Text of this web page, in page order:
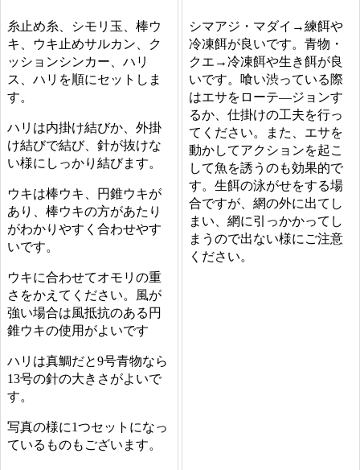
糸止め糸、シモリ玉、棒ウ
キ、ウキ止めサルカン、ク
ッションシンカー、ハリ
ス、ハリを順にセットしま
す。
ハリは内掛け結びか、外掛
け結びで結び、針が抜けな
い様にしっかり結びます。
ウキは棒ウキ、円錐ウキが
あり、棒ウキの方があたり
がわかりやすく合わせやす
いです。
ウキに合わせてオモリの重
さをかえてください。風が
強い場合は風抵抗のある円
錐ウキの使用がよいです
ハリは真鯛だと9号青物なら
13号の針の大きさがよいで
す。
写真の様に1つセットになっ
ているものもございます。
シマアジ・マダイ→練餌や
冷凍餌が良いです。青物・
クエ→冷凍餌や生き餌が良
いです。喰い渋っている際
はエサをローテ―ジョンす
るか、仕掛けの工夫を行っ
てください。また、エサを
動かしてアクションを起こ
して魚を誘うのも効果的で
す。生餌の泳がせをする場
合ですが、網の外に出てし
まい、網に引っかかってし
まうので出ない様にご注意
ください。